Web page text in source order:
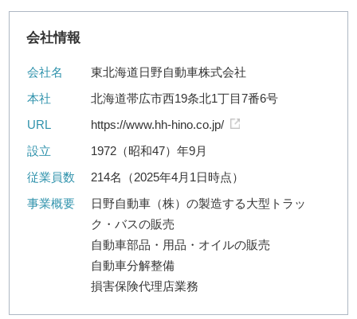
会社情報
会社名
東北海道日野自動車株式会社
本社
北海道帯広市西19条北1丁目7番6号
URL
https://www.hh-hino.co.jp/
設立
1972（昭和47）年9月
従業員数
214名（2025年4月1日時点）
事業概要
日野自動車（株）の製造する大型トラッ
ク・バスの販売
自動車部品・用品・オイルの販売
自動車分解整備
損害保険代理店業務